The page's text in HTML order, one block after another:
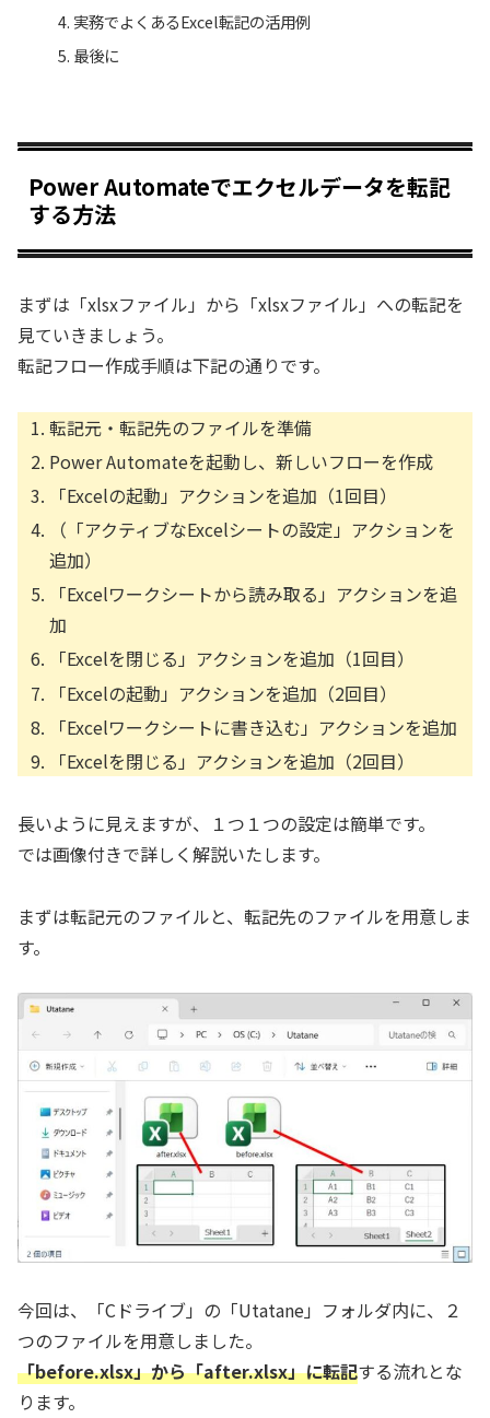
実務でよくあるExcel転記の活用例
最後に
Power Automateでエクセルデータを転記
する方法
まずは「xlsxファイル」から「xlsxファイル」への転記を
見ていきましょう。
転記フロー作成手順は下記の通りです。
転記元・転記先のファイルを準備
Power Automateを起動し、新しいフローを作成
「Excelの起動」アクションを追加（1回目）
（「アクティブなExcelシートの設定」アクションを
追加）
「Excelワークシートから読み取る」アクションを追
加
「Excelを閉じる」アクションを追加（1回目）
「Excelの起動」アクションを追加（2回目）
「Excelワークシートに書き込む」アクションを追加
「Excelを閉じる」アクションを追加（2回目）
長いように見えますが、１つ１つの設定は簡単です。
では画像付きで詳しく解説いたします。
まずは転記元のファイルと、転記先のファイルを用意しま
す。
今回は、「Cドライブ」の「Utatane」フォルダ内に、２
つのファイルを用意しました。
「before.xlsx」から「after.xlsx」に転記する流れとな
ります。